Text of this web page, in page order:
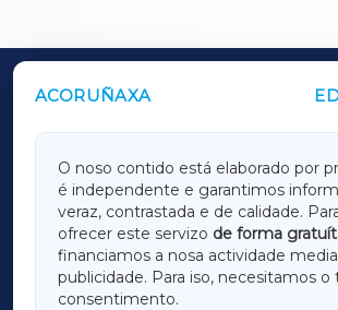
ACORUÑAXA
O noso contido está elaborado por
é independente e garantimos
veraz, contrastada e de calidade.
ofrecer este servizo de forma
financiamos a nosa actividade
publicidade. Para iso, necesitamos o
consentimento.
OUTROS PERIÓDICOS
LUGOXA
TERRACHAXA